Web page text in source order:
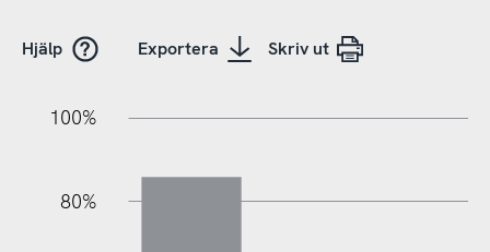
Hjälp Exportera Skriv ut
100%
80%